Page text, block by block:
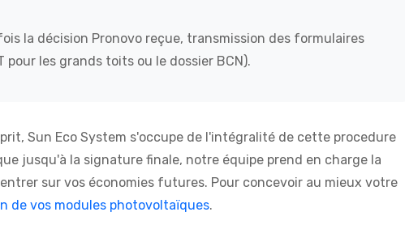
la décision Pronovo reçue, transmission des formulaires
pour les grands toits ou le dossier BCN).
Sun Eco System s'occupe de l'intégralité de cette procedure
jusqu'à la signature finale, notre équipe prend en charge la
sur vos économies futures. Pour concevoir au mieux votre
de vos modules photovoltaïques.